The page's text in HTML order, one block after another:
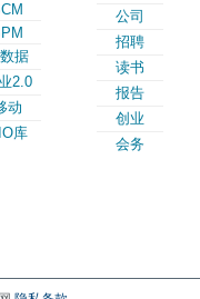
据
2.0
动
库
公司
招聘
读书
报告
创业
会务